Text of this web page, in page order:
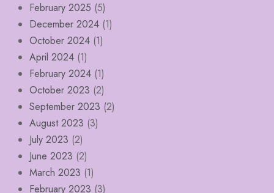
February 2025 (5)
December 2024 (1)
October 2024 (1)
April 2024 (1)
February 2024 (1)
October 2023 (2)
September 2023 (2)
August 2023 (3)
July 2023 (2)
June 2023 (2)
March 2023 (1)
February 2023 (3)